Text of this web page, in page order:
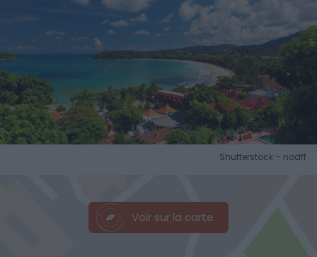
Shutterstock – nodff
Voir sur la carte